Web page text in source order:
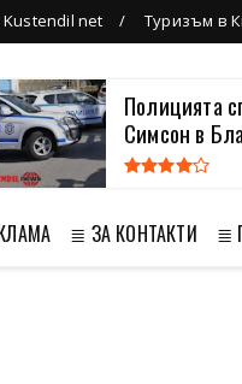
net Туризъм в
Полицията
Симсон в
≣ ЗА КОНТАКТИ ≣